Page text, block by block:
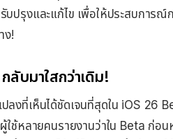
ปรุงและแก้ไข เพื่อให้ประสบการณ์
ง!
ลับมาใสกว่าเดิม!
ปลงที่เห็นได้ชัดเจนที่สุดใน iOS 26
ผู้ใช้หลายคนรายงานว่าใน Beta ก่